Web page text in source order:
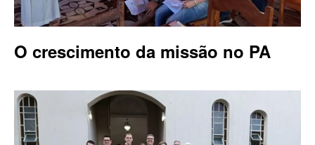
O crescimento da missão no PA